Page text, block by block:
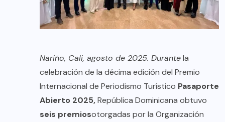
Nariño, Cali, agosto de 2025. Durantela
celebración de la décima edición del Premio
Internacional de Periodismo Turístico Pasaporte
Abierto 2025,República Dominicana obtuvo
seis premiosotorgadas por la Organización